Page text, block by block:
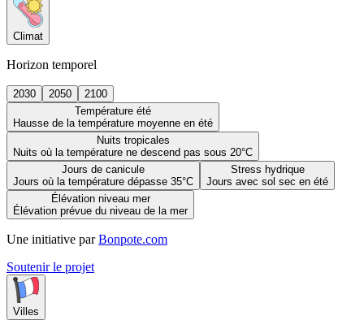
Climat
Horizon temporel
2030 2050
2100
Température été
Hausse de la température moyenne en été
Nuits tropicales
Nuits où la température ne descend pas sous 20°C
Jours de canicule
Jours où la température dépasse 35°C
Stress hydrique
Jours avec sol sec en été
Élévation niveau mer
Élévation prévue du niveau de la mer
Une initiative par Bonpote.com
Soutenir le projet
Villes